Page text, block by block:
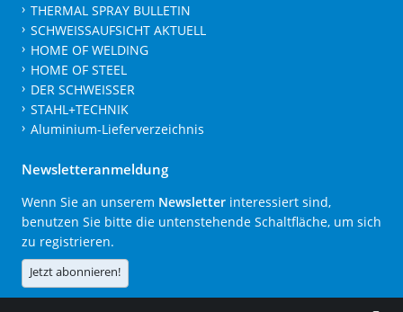
THERMAL SPRAY BULLETIN
SCHWEISSAUFSICHT AKTUELL
HOME OF WELDING
HOME OF STEEL
DER SCHWEISSER
STAHL+TECHNIK
Aluminium-Lieferverzeichnis
Newsletteranmeldung
Wenn Sie an unserem Newsletter interessiert sind,
benutzen Sie bitte die untenstehende Schaltfläche, um sich
zu registrieren.
Jetzt abonnieren!